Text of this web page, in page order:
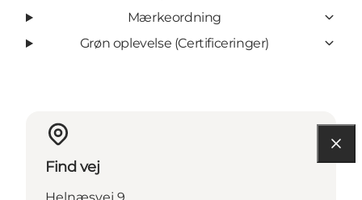
Mærkeordning
Grøn oplevelse (Certificeringer)
Find vej